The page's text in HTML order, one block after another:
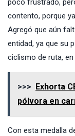
poco frustrado,
contento, porque
Agregó que aún
entidad, ya que su
ciclismo de ruta,
>>> Exhorta
pólvora en
Con esta medalla